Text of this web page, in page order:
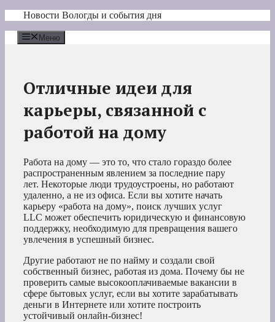
Перейти
содержимому
Новости Вологды и события дня
Меню
Отличные идеи для
карьеры, связанной с
работой на дому
Работа на дому — это то, что стало гораздо более
распространенным явлением за последние пару
лет. Некоторые люди трудоустроены, но работают
удаленно, а не из офиса. Если вы хотите начать
карьеру «работа на дому», поиск лучших услуг
LLC может обеспечить юридическую и финансовую
поддержку, необходимую для превращения вашего
увлечения в успешный бизнес.
Другие работают не по найму и создали свой
собственный бизнес, работая из дома. Почему бы не
проверить самые высокооплачиваемые вакансии в
сфере бытовых услуг, если вы хотите зарабатывать
деньги в Интернете или хотите построить
устойчивый онлайн-бизнес!